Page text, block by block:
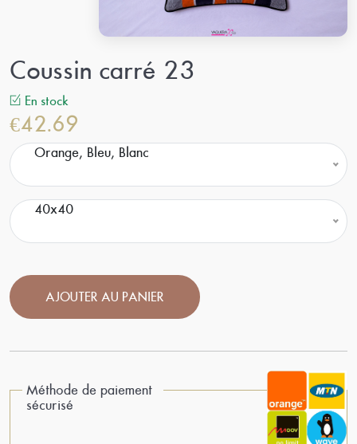
Coussin carré 23
En stock
€42.69
Orange, Bleu, Blanc
40x40
AJOUTER AU PANIER
Méthode de paiement
sécurisé